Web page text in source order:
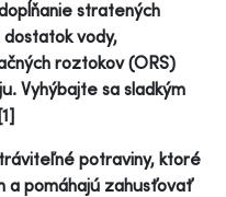
stratených
vody,
roztokov (ORS)
Vyhýbajte sa sladkým
potraviny, ktoré
a pomáhajú zahusťovať